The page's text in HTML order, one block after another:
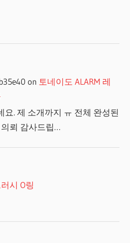
on 토네이도 ALARM 레
요. 제 소개까지 ㅠ 전체 완성된
뢰 감사드립…
시 O링